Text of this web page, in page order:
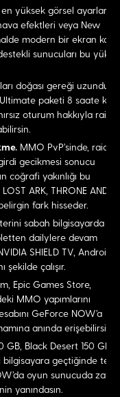
yüksek görsel ayarları,
efektleri veya New
modern bir ekran kartı
sunucuları bu yükü
doğası gereği uzundur.
paketi 8 saate
oturum hakkıyla raid
MMO PvP'sinde, raid
gecikmesi sonucu
coğrafi yakınlığı bu
ARK, THRONE AND
fark hisseder.
sabah bilgisayarda
dailylere devam
SHIELD TV, Android
şekilde çalışır.
Epic Games Store,
MMO yapımlarını
GeForce NOW'a
anında erişebilirsin.
Black Desert 150 GB,
bilgisayara geçtiğinde
oyun sunucuda zaten
yanındasın.